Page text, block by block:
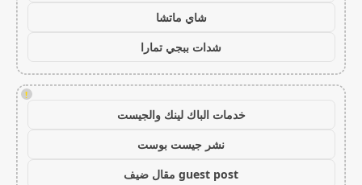
شاي ماتشا
شدات ببجي تمارا
!
خدمات الباك لينك والجيست
نشر جيست بوست
guest post مقال ضيف